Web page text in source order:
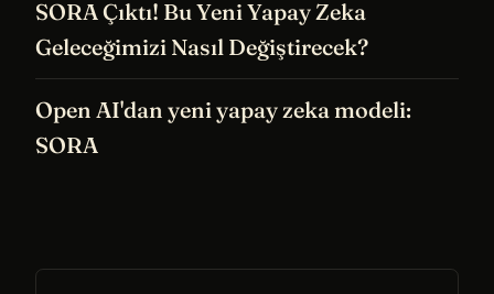
SORA Çıktı! Bu Yeni Yapay Zeka
Geleceğimizi Nasıl Değiştirecek?
Open AI'dan yeni yapay zeka modeli:
SORA